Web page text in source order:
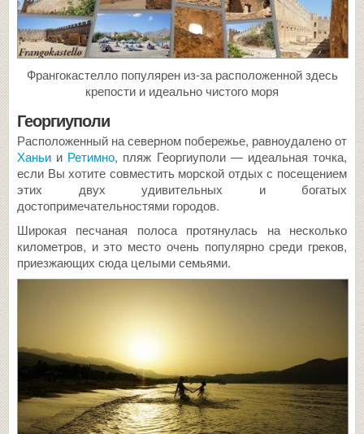
Франгокастелло популярен из-за расположенной здесь
крепости и идеально чистого моря
Георгиуполи
Расположенный на северном побережье, равноудалено от
Ханьи и Ретимно, пляж Георгиуполи — идеальная точка,
если Вы хотите совместить морской отдых с посещением
этих двух удивительных и богатых
достопримечательностями городов.
Широкая песчаная полоса протянулась на несколько
километров, и это место очень популярно среди греков,
приезжающих сюда целыми семьями.